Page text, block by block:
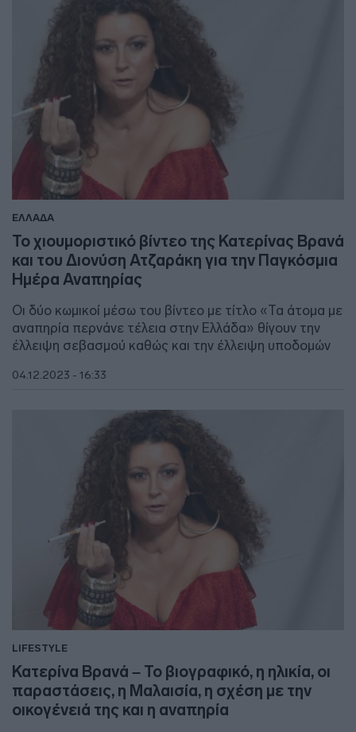
ΕΛΛΑΔΑ
Το χιουμοριστικό βίντεο της Κατερίνας Βρανά
και του Διονύση Ατζαράκη για την Παγκόσμια
Ημέρα Αναπηρίας
Οι δύο κωμικοί μέσω του βίντεο με τίτλο «Τα άτομα με
αναπηρία περνάνε τέλεια στην Ελλάδα» θίγουν την
έλλειψη σεβασμού καθώς και την έλλειψη υποδομών
04.12.2023 - 16:33
LIFESTYLE
Κατερίνα Βρανά – Το βιογραφικό, η ηλικία, οι
παραστάσεις, η Μαλαισία, η σχέση με την
οικογένειά της και η αναπηρία